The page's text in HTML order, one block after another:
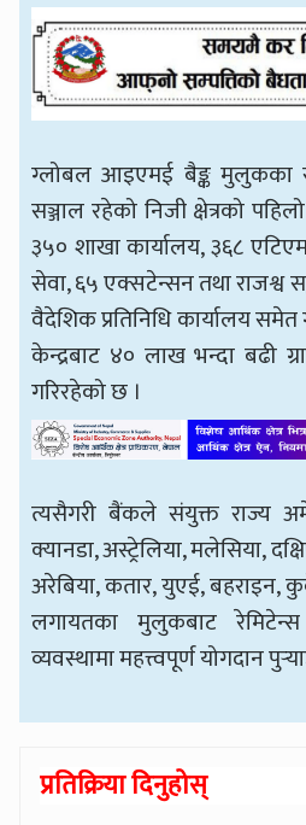
ग्लोबल आइएमई बैङ्क मुलुकका
सञ्जाल रहेको निजी क्षेत्रको
३५० शाखा कार्यालय, ३६८
सेवा, ६५ एक्सटेन्सन तथा राजश्व
वैदेशिक प्रतिनिधि कार्यालय समेत
केन्द्रबाट ४० लाख भन्दा बढी
गरिरहेको छ ।
त्यसैगरी बैंकले संयुक्त राज्य
क्यानडा, अस्ट्रेलिया, मलेसिया,
अरेबिया, कतार, युएई, बहराइन,
लगायतका मुलुकबाट रेमिटेन्स
व्यवस्थामा महत्त्वपूर्ण योगदान
प्रतिक्रिया दिनुहोस्